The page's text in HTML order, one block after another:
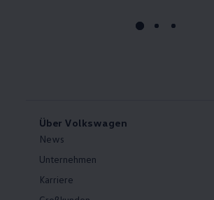
Über Volkswagen
News
Unternehmen
Karriere